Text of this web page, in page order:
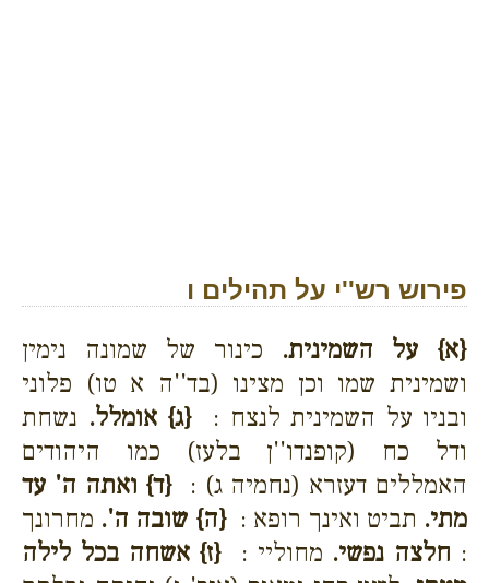
פירוש רש''י על תהילים ו
{א} על השמינית. כינור של שמונה נימין
ושמינית שמו וכן מצינו (בד''ה א טו) פלוני
ובניו על השמינית לנצח : {ג} אומלל. נשחת
ודל כח (קופנדו''ן בלעז) כמו היהודים
האמללים דעזרא (נחמיה ג) : {ד} ואתה ה' עד
מתי. תביט ואינך רופא :{ה} שובה ה'. מחרונך
: חלצה נפשי. מחוליי : {ז} אשחה בכל לילה